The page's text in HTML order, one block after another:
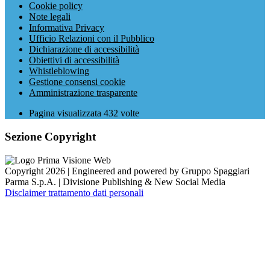
Cookie policy
Note legali
Informativa Privacy
Ufficio Relazioni con il Pubblico
Dichiarazione di accessibilità
Obiettivi di accessibilità
Whistleblowing
Gestione consensi cookie
Amministrazione trasparente
Pagina visualizzata 432 volte
Sezione Copyright
Copyright 2026 | Engineered and powered by Gruppo Spaggiari
Parma S.p.A. | Divisione Publishing & New Social Media
Disclaimer trattamento dati personali